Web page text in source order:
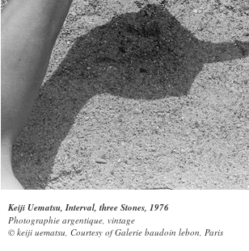
Keiji Uematsu, Interval, three Stones, 1976
Photographie argentique, vintage
© keiji uematsu, Courtesy of Galerie baudoin lebon, Paris